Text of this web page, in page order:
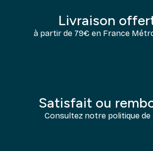
Livraison
à partir de 79€ en France
Satisfait ou
Consultez notre politique